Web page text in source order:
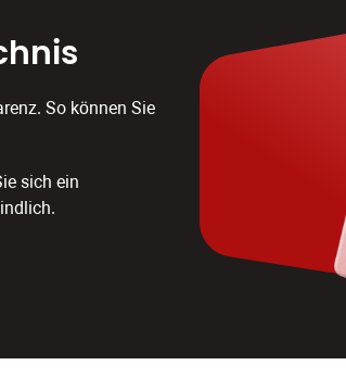
So können Sie
sich ein